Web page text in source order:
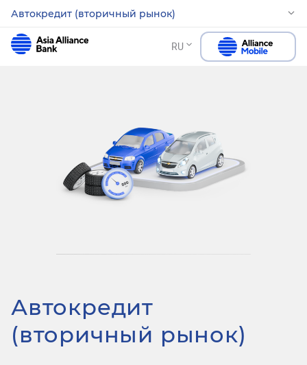
Автокредит (вторичный рынок)
RU
Автокредит
(вторичный рынок)